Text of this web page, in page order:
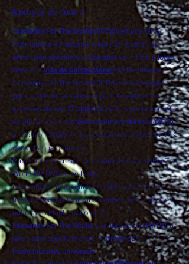
À propos de nous >
Humanity For The World (HFTW) est une ONG
Internationale française à but non lucratif, de
dimension opérative et spéculative initiée, pilotée
depuis laville de Sainte-Marie à la Martinique.
Humanity For The World (HFTW) s'est engagée
pour la démocratisation et pour la réalisation
transversale des 17 objectifs définis par la nouvelle
feuille de route du développement durable (ODD)
à l’horizon 2030 en agissant au minimum une fois
dans chaque domaine.
Présent sur les réseaux sociaux, Humanity For The
World (HFTW) est unlobby
internationalhumanitaire qui intervient sur les
réseaux sociaux mais aussi auprès des instances
nationales et internationales.
Humanity For The World, par abréviationHFTW, à
une vision pour le monde : «Un amour
inconditionnel, universel»